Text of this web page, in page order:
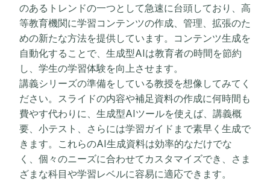
のあるトレンドの一つとして急速に台頭しており、高
等教育機関に学習コンテンツの作成、管理、拡張のた
めの新たな方法を提供しています。コンテンツ生成を
自動化することで、生成型AIは教育者の時間を節約
し、学生の学習体験を向上させます。
講義シリーズの準備をしている教授を想像してみてく
ださい。スライドの内容や補足資料の作成に何時間も
費やす代わりに、生成型AIツールを使えば、講義概
要、小テスト、さらには学習ガイドまで素早く生成で
きます。これらのAI生成資料は効率的なだけでな
く、個々のニーズに合わせてカスタマイズでき、さま
ざまな科目や学習レベルに容易に適応できます。